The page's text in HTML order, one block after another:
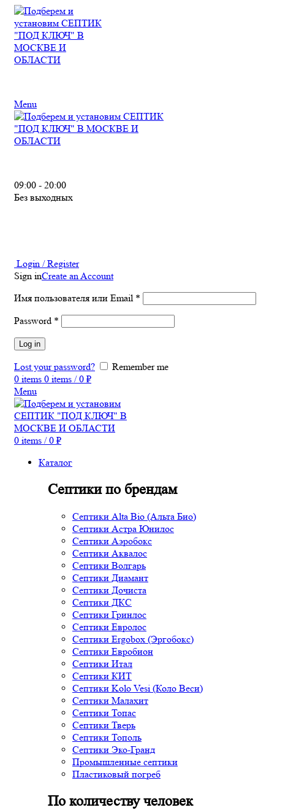
Menu
09:00 - 20:00
Без выходных
Login / Register
Sign inCreate an Account
Имя пользователя или Email *
Password *
Log in
Lost your password?
Remember me
0 items 0 items / 0 ₽
Menu
0 items / 0 ₽
Каталог
Септики по брендам
Септики Alta Bio (Альта Био)
Септики Астра Юнилос
Септики Аэробокс
Септики Аквалос
Септики Волгарь
Септики Диамант
Септики Дочиста
Септики ДКС
Септики Гринлос
Септики Евролос
Септики Ergobox (Эргобокс)
Септики Евробион
Септики Итал
Септики КИТ
Септики Kolo Vesi (Коло Веси)
Септики Малахит
Септики Топас
Септики Тверь
Септики Тополь
Септики Эко-Гранд
Промышленные септики
Пластиковый погреб
По количеству человек